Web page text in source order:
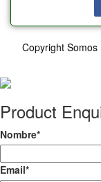
Copyright
Product
Nombre*
Email*